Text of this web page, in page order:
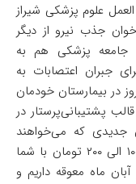
علوم پزشکی شیراز
جذب نیرو از دیگر
جامعه پزشکی هم به
جبران اعتصابات به
در بیمارستان خودمان
پشتیبانی‌پرستار در
جدیدی که می‌خواهند
جانشین کنند، حرف های شده که ساعتی ۱۰۰ الی ۲۰۰ تومان با شما
ماه معوقه داریم و